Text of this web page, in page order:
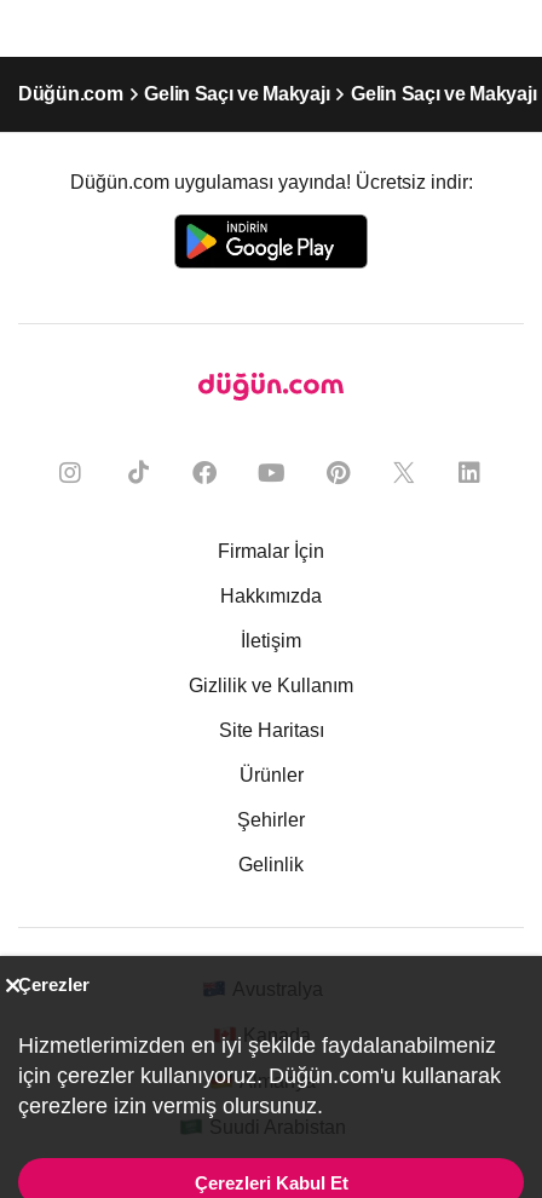
Düğün.com Gelin Saçı ve Makyajı Gelin Saçı ve Makyajı
Düğün.com uygulaması yayında! Ücretsiz indir:
Firmalar İçin
Hakkımızda
İletişim
Gizlilik ve Kullanım
Site Haritası
Ürünler
Şehirler
Gelinlik
Kanada
Almanya
Çerezler
Hizmetlerimizden en iyi şekilde faydalanabilmeniz
için çerezler kullanıyoruz. Düğün.com'u kullanarak
çerezlere izin vermiş olursunuz.
Çerezleri Kabul Et